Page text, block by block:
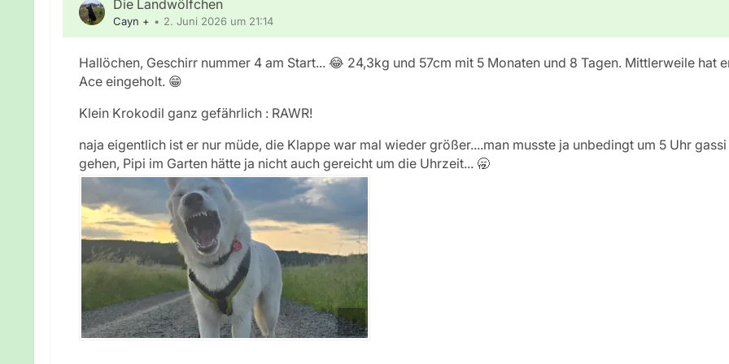
Die Landwölfchen
Cayn + 2. Juni 2026 um 21:14
Hallöchen, Geschirr nummer 4 am Start... 😂 24,3kg und 57cm mit 5 Monaten und 8 Tagen. Mittlerweile hat
Ace eingeholt. 😁
Klein Krokodil ganz gefährlich : RAWR!
naja eigentlich ist er nur müde, die Klappe war mal wieder größer....man musste ja unbedingt um 5 Uhr gassi
gehen, Pipi im Garten hätte ja nicht auch gereicht um die Uhrzeit... 🥱